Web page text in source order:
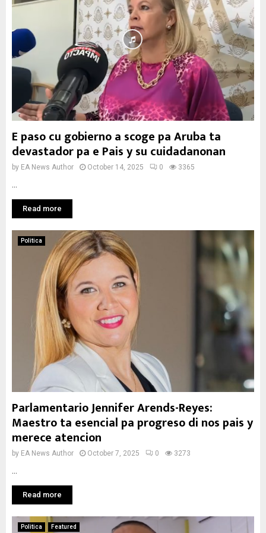
E paso cu gobierno a scoge pa Aruba ta
devastador pa e Pais y su cuidadanonan
by EA News Author October 14, 2025 0 3365
Read more
Politica
Parlamentario Jennifer Arends-Reyes:
Maestro ta esencial pa progreso di nos pais y
merece atencion
by EA News Author October 7, 2025 0 3273
Read more
Politica Featured